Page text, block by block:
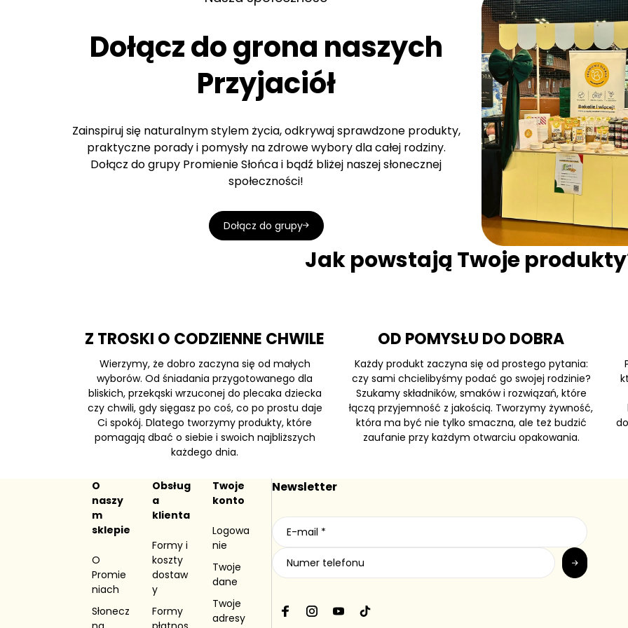
Dołącz do grona naszych
Przyjaciół
Zainspiruj się naturalnym stylem życia, odkrywaj sprawdzone produkty,
praktyczne porady i pomysły na zdrowe wybory dla całej rodziny.
Dołącz do grupy Promienie Słońca i bądź bliżej naszej słonecznej
społeczności!
Dołącz do grupy
Jak powstają Twoje
Z TROSKI O CODZIENNE CHWILE
Wierzymy, że dobro zaczyna się od małych
wyborów. Od śniadania przygotowanego dla
bliskich, przekąski wrzuconej do plecaka dziecka
czy chwili, gdy sięgasz po coś, co po prostu daje
Ci spokój. Dlatego tworzymy produkty, które
pomagają dbać o siebie i swoich najbliższych
każdego dnia.
OD POMYSŁU DO DOBRA
Każdy produkt zaczyna się od prostego pytania:
czy sami chcielibyśmy podać go swojej rodzinie?
Szukamy składników, smaków i rozwiązań, które
łączą przyjemność z jakością. Tworzymy żywność,
która ma być nie tylko smaczna, ale też budzić
zaufanie przy każdym otwarciu opakowania.
O
naszy
m
sklepie
O
Promie
niach
Słonecz
Obsług
a
klienta
Formy i
koszty
dostaw
y
Formy
Twoje
konto
Logowa
nie
Twoje
dane
Twoje
adresy
Newsletter
F
I
Y
T